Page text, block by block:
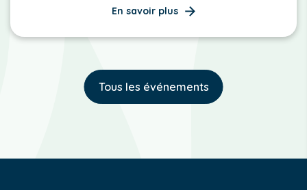
En savoir plus
Tous les événements